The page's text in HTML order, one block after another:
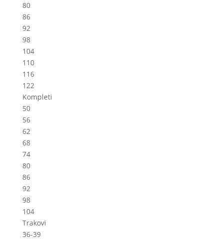
80
86
92
98
104
110
116
122
Kompleti
50
56
62
68
74
80
86
92
98
104
Trakovi
36-39